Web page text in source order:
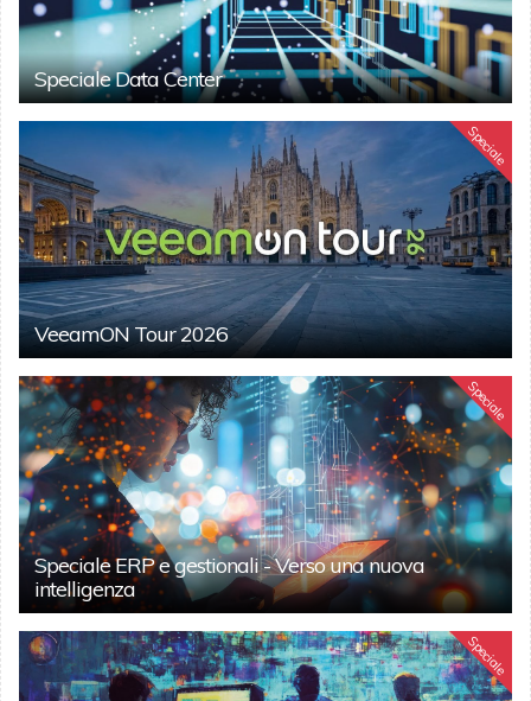
Speciale Data Center
Speciale
VeeamON Tour 2026
Speciale
Speciale ERP e gestionali - Verso una nuova
intelligenza
Speciale